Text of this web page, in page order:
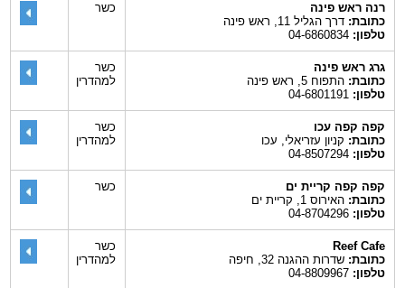
רנה ראש פינה
כתובת:דרך הגליל 11, ראש פינה
טלפון:04-6860834
כשר
גרג ראש פינה
כתובת:התפוח 5, ראש פינה
טלפון:04-6801191
כשר
למהדרין
קפה קפה עכו
כתובת:קניון עזריאלי, עכו
טלפון:04-8507294
כשר
למהדרין
קפה קפה קריית ים
כתובת:האירוס 1, קריית ים
טלפון:04-8704296
כשר
Reef Cafe
כתובת:שדרות ההגנה 32, חיפה
טלפון:04-8809967
כשר
למהדרין